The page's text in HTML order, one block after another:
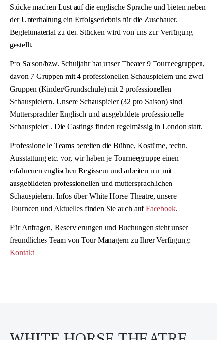
Stücke machen Lust auf die englische Sprache und bieten neben
der Unterhaltung ein Erfolgserlebnis für die Zuschauer.
Begleitmaterial zu den Stücken wird von uns zur Verfügung
gestellt.
Pro Saison/bzw. Schuljahr hat unser Theater 9 Tourneegruppen,
davon 7 Gruppen mit 4 professionellen Schauspielern und zwei
Gruppen (Kinder/Grundschule) mit 2 professionellen
Schauspielern. Unsere Schauspieler (32 pro Saison) sind
Muttersprachler Englisch und ausgebildete professionelle
Schauspieler . Die Castings finden regelmässig in London statt.
Professionelle Teams bereiten die Bühne, Kostüme, techn.
Ausstattung etc. vor, wir haben je Tourneegruppe einen
erfahrenen englischen Regisseur und arbeiten nur mit
ausgebildeten professionellen und muttersprachlichen
Schauspielern. Infos über White Horse Theatre, unsere
Tourneen und Aktuelles finden Sie auch aufFacebook.
Für Anfragen, Reservierungen und Buchungen steht unser
freundliches Team von Tour Managern zu Ihrer Verfügung:
Kontakt